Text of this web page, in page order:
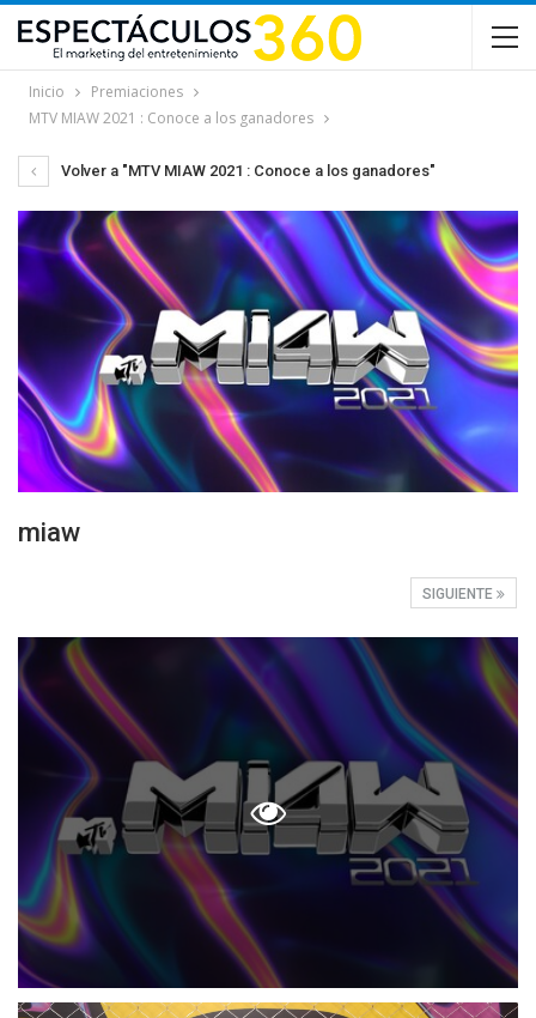
Inicio
Premiaciones
MTV MIAW 2021 : Conoce a los ganadores
Volver a "MTV MIAW 2021 : Conoce a los ganadores"
miaw
SIGUIENTE